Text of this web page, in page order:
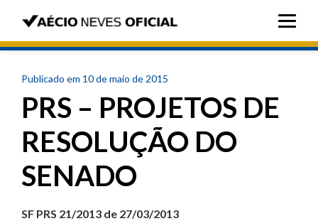
Publicado em 10 de maio de 2015
PRS – PROJETOS DE
RESOLUÇÃO DO
SENADO
SF PRS 21/2013 de 27/03/2013